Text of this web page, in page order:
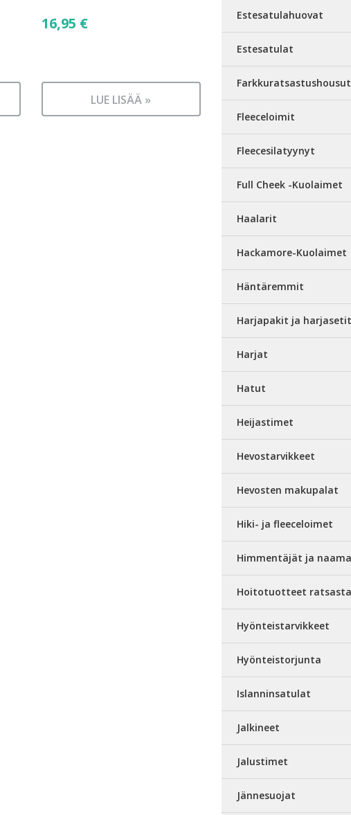
16,95 €
LUE LISÄÄ »
Estesatulahuovat
Estesatulat
Farkkuratsastushousut
Fleeceloimit
Fleecesilatyynyt
Full Cheek -Kuolaimet
Haalarit
Hackamore-Kuolaimet
Häntäremmit
Harjapakit ja harjasetit
Harjat
Hatut
Heijastimet
Hevostarvikkeet
Hevosten makupalat
Hiki- ja fleeceloimet
Himmentäjät ja
Hoitotuotteet
Hyönteistarvikkeet
Hyönteistorjunta
Islanninsatulat
Jalkineet
Jalustimet
Jännesuojat